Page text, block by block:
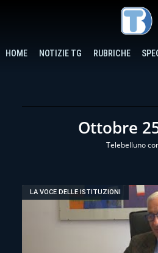
HOME NOTIZIE TG RUBRICHE
Ottobre
Telebelluno
LA VOCE DELLE ISTITUZIONI